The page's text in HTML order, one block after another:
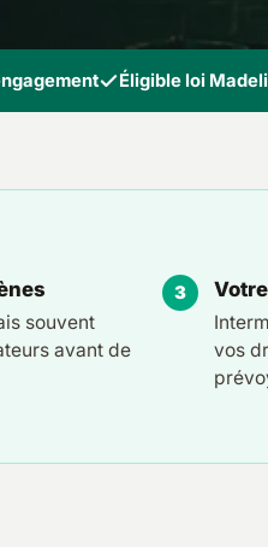
Éligible loi
souvent
avant de
vos